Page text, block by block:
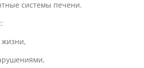
системы печени.